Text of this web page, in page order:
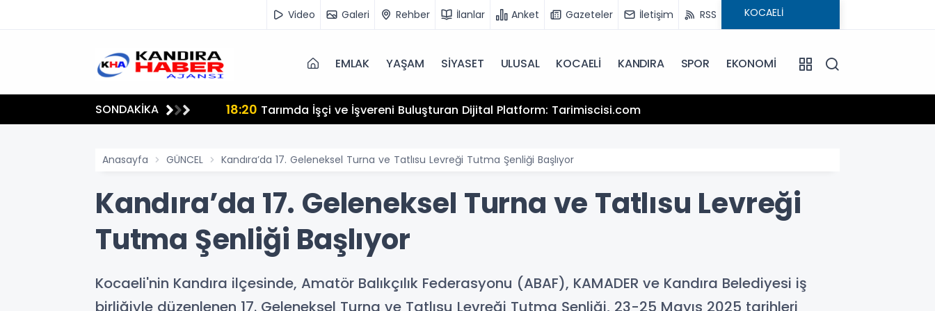
Video Galeri Rehber İlanlar Anket Gazeteler İletişim RSS
EMLAK YAŞAM SİYASET ULUSAL KOCAELİ KANDIRA SPOR EKONOMİ
SONDAKİKA 18:20 Tarımda İşçi ve İşvereni Buluşturan Dijital Platform: Tarimiscisi.com
Anasayfa GÜNCEL Kandıra’da 17. Geleneksel Turna ve Tatlısu Levreği Tutma Şenliği Başlıyor
Kandıra’da 17. Geleneksel Turna ve Tatlısu Levreği
Tutma Şenliği Başlıyor
Kocaeli'nin Kandıra ilçesinde, Amatör Balıkçılık Federasyonu (ABAF), KAMADER ve Kandıra Belediyesi iş
birliğiyle düzenlenen 17. Geleneksel Turna ve Tatlısu Levreği Tutma Şenliği, 23-25 Mayıs 2025 tarihleri